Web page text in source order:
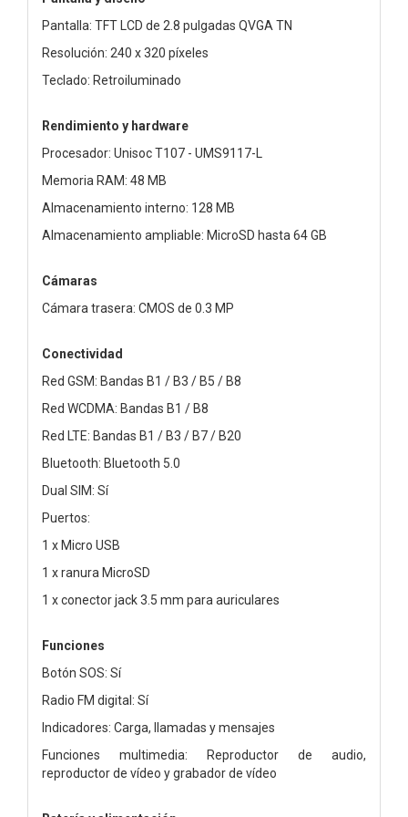
Pantalla: TFT LCD de 2.8 pulgadas QVGA TN
Resolución: 240 x 320 píxeles
Teclado: Retroiluminado
Rendimiento y hardware
Procesador: Unisoc T107 - UMS9117-L
Memoria RAM: 48 MB
Almacenamiento interno: 128 MB
Almacenamiento ampliable: MicroSD hasta 64 GB
Cámaras
Cámara trasera: CMOS de 0.3 MP
Conectividad
Red GSM: Bandas B1 / B3 / B5 / B8
Red WCDMA: Bandas B1 / B8
Red LTE: Bandas B1 / B3 / B7 / B20
Bluetooth: Bluetooth 5.0
Dual SIM: Sí
Puertos:
1 x Micro USB
1 x ranura MicroSD
1 x conector jack 3.5 mm para auriculares
Funciones
Botón SOS: Sí
Radio FM digital: Sí
Indicadores: Carga, llamadas y mensajes
Funciones multimedia: Reproductor de audio,
reproductor de vídeo y grabador de vídeo